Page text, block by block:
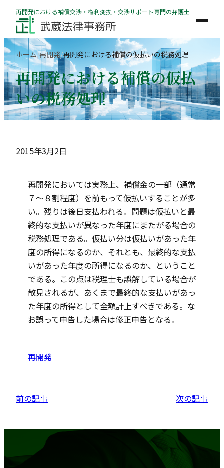
を
ス
キ
ッ
プ
再開発における補償交渉・権利変換・交渉サポート専門の弁護士
ホーム 再開発 再開発における補償の仮払いの税務処理
再開発における補償の仮払
いの税務処理
2015年3月2日
再開発においては実務上、補償金の一部（通常
７～８割程度）を前もって仮払いすることが多
い。残りは後日支払われる。問題は仮払いと最
終的な支払いが異なった年度にまたがる場合の
税務処理である。仮払い分は仮払いがあった年
度の所得になるのか、それとも、最終的な支払
いがあった年度の所得になるのか、ということ
である。この点は税理士も誤解している場合が
散見されるが、あくまで最終的な支払いがあっ
た年度の所得として全額計上すべきである。な
お誤って申告した場合は修正申告となる。
再開発
前の記事 次の記事